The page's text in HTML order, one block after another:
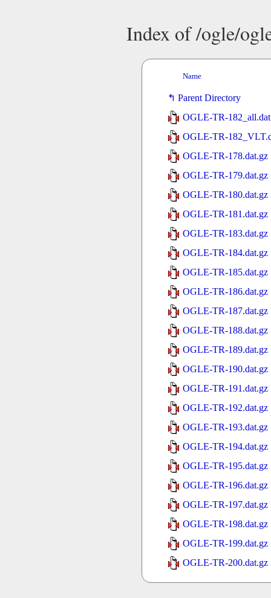
Index of /ogle/
Name
Parent Directory
OGLE-TR-
OGLE-TR-
OGLE-TR-178.dat.gz
OGLE-TR-179.dat.gz
OGLE-TR-180.dat.gz
OGLE-TR-181.dat.gz
OGLE-TR-183.dat.gz
OGLE-TR-184.dat.gz
OGLE-TR-185.dat.gz
OGLE-TR-186.dat.gz
OGLE-TR-187.dat.gz
OGLE-TR-188.dat.gz
OGLE-TR-189.dat.gz
OGLE-TR-190.dat.gz
OGLE-TR-191.dat.gz
OGLE-TR-192.dat.gz
OGLE-TR-193.dat.gz
OGLE-TR-194.dat.gz
OGLE-TR-195.dat.gz
OGLE-TR-196.dat.gz
OGLE-TR-197.dat.gz
OGLE-TR-198.dat.gz
OGLE-TR-199.dat.gz
OGLE-TR-200.dat.gz